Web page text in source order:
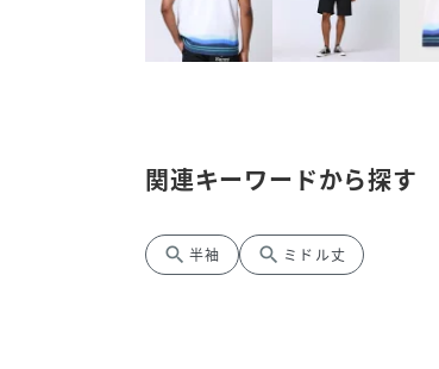
関連キーワードから探す
search 半袖 search ミドル丈